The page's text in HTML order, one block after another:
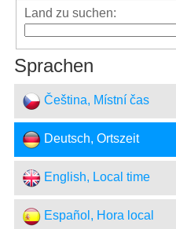
Land zu suchen:
Sprachen
Čeština, Místní čas
Deutsch, Ortszeit
English, Local time
Español, Hora local